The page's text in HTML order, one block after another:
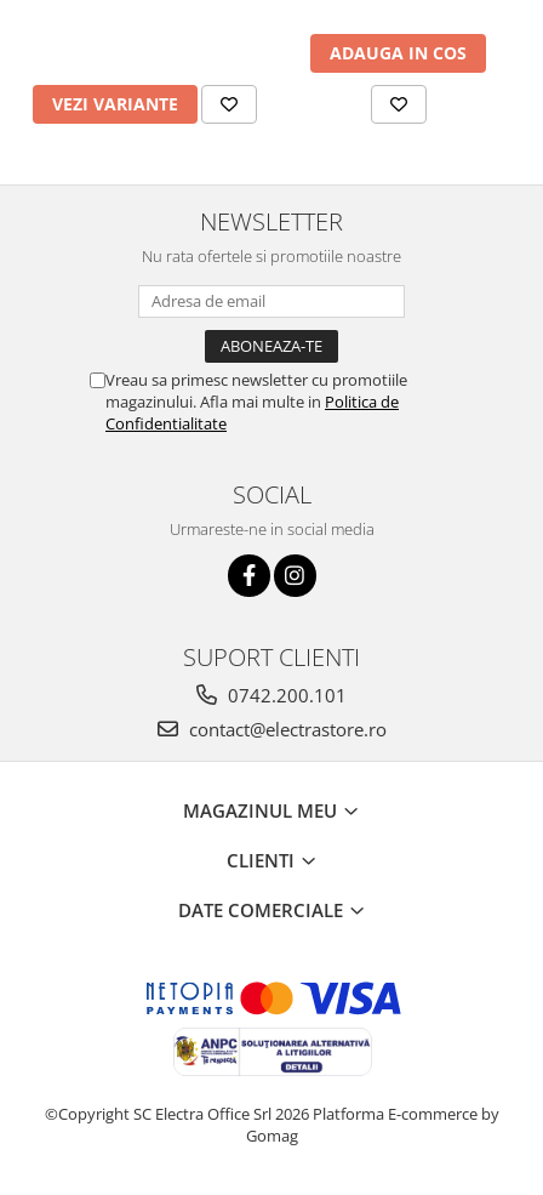
VEZI VARIANTE
ADAUGA IN COS
NEWSLETTER
Nu rata ofertele si promotiile noastre
Vreau sa primesc newsletter cu promotiile
magazinului. Afla mai multe in Politica de
Confidentialitate
SOCIAL
Urmareste-ne in social media
SUPORT CLIENTI
0742.200.101
contact@electrastore.ro
MAGAZINUL MEU
CLIENTI
DATE COMERCIALE
©Copyright SC Electra Office Srl 2026 Platforma E-commerce by
Gomag